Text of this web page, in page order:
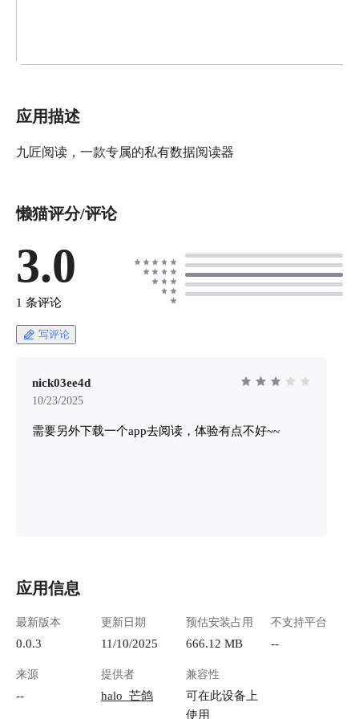
应用描述
九匠阅读，一款专属的私有数据阅读器
懒猫评分/评论
3.0
1 条评论
写评论
nick03ee4d
10/23/2025
需要另外下载一个app去阅读，体验有点不好~~
应用信息
最新版本
0.0.3
更新日期
11/10/2025
预估安装占用
666.12 MB
不支持平台
--
来源
--
提供者
halo_芒鸽
兼容性
可在此设备上
使用